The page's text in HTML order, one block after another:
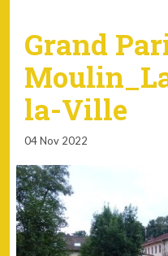
Grand
la-Ville
04 Nov 2022